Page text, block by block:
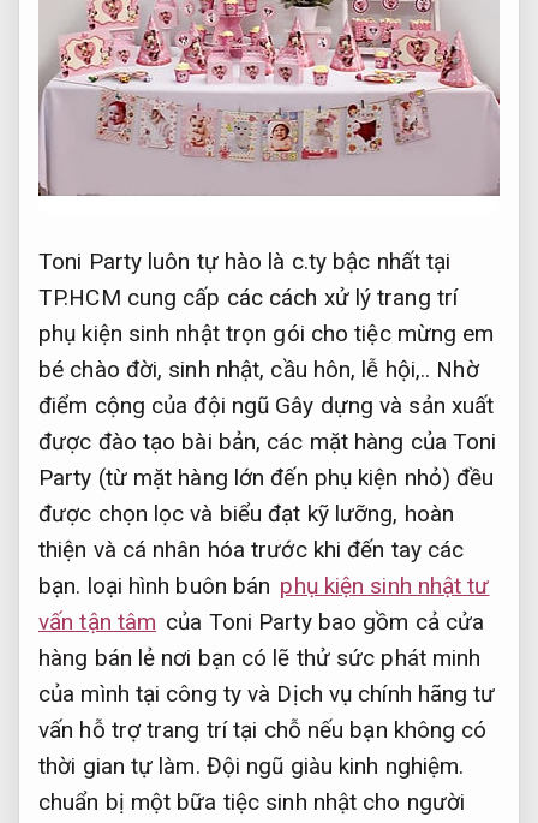
Toni Party luôn tự hào là c.ty bậc nhất tại
TP.HCM cung cấp các cách xử lý trang trí
phụ kiện sinh nhật trọn gói cho tiệc mừng em
bé chào đời, sinh nhật, cầu hôn, lễ hội,.. Nhờ
điểm cộng của đội ngũ Gây dựng và sản xuất
được đào tạo bài bản, các mặt hàng của Toni
Party (từ mặt hàng lớn đến phụ kiện nhỏ) đều
được chọn lọc và biểu đạt kỹ lưỡng, hoàn
thiện và cá nhân hóa trước khi đến tay các
bạn. loại hình buôn bán phụ kiện sinh nhật tư
vấn tận tâm của Toni Party bao gồm cả cửa
hàng bán lẻ nơi bạn có lẽ thử sức phát minh
của mình tại công ty và Dịch vụ chính hãng tư
vấn hỗ trợ trang trí tại chỗ nếu bạn không có
thời gian tự làm. Đội ngũ giàu kinh nghiệm.
chuẩn bị một bữa tiệc sinh nhật cho người